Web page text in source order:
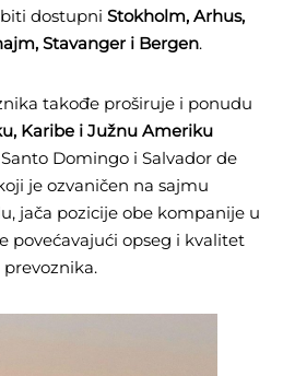
dostupni Stokholm, Arhus,
Stavanger i Bergen.
takođe proširuje i ponudu
Karibe i Južnu Ameriku
Domingo i Salvador de
je ozvaničen na sajmu
jača pozicije obe kompanije u
povećavajući opseg i kvalitet